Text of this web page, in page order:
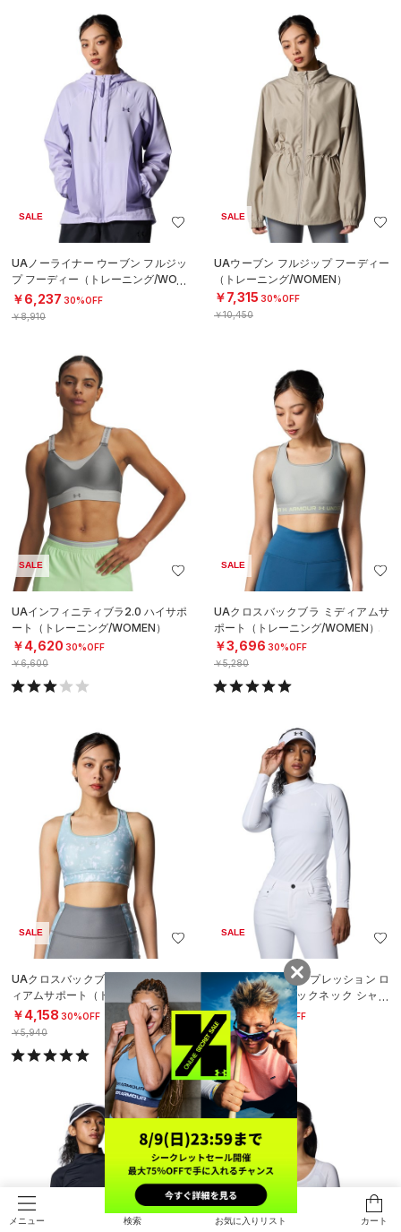
メニュー 検索 お気に入りリスト カート
SALE
UAノーライナー ウーブン フルジッ
プ フーディー（トレーニング/WOM
EN）
￥6,237 30%OFF
￥8,910
SALE
UAウーブン フルジップ フーディー
（トレーニング/WOMEN）
￥7,315 30%OFF
￥10,450
SALE
UAインフィニティブラ2.0 ハイサポ
ート（トレーニング/WOMEN）
￥4,620 30%OFF
￥6,600
SALE
UAクロスバックブラ ミディアムサ
ポート（トレーニング/WOMEN）
￥3,696 30%OFF
￥5,280
SALE
UAクロスバックブラ プリント ミデ
ィアムサポート（トレーニング/WO
MEN）
￥4,158 30%OFF
￥5,940
SALE
UAアイソチル コンプレッション ロ
ングスリーブ モックネック シャツ
（ゴルフ/WOMEN）
￥5,39030%OFF
￥7,700